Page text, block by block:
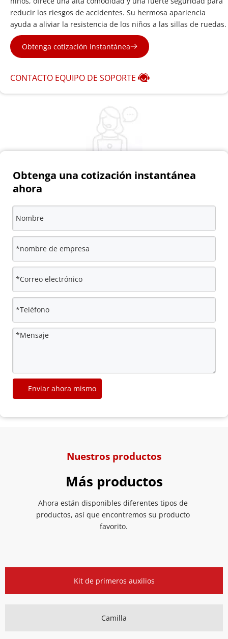
reducir los riesgos de accidentes. Su hermosa apariencia
ayuda a aliviar la resistencia de los niños a las sillas de ruedas.
Obtenga cotización instantánea
CONTACTO EQUIPO DE SOPORTE
Obtenga una cotización instantánea
ahora
Enviar ahora mismo
Nuestros productos
Más productos
Ahora están disponibles diferentes tipos de
productos, así que encontremos su producto
favorito.
Kit de primeros auxilios
Camilla